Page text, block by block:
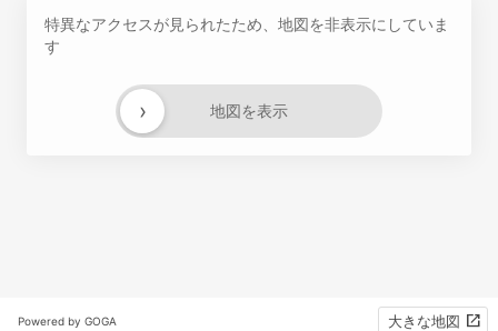
特異なアクセスが見られたため、地図を非表示にしていま
す
地図を表示
›
Powered by GOGA 大きな地図